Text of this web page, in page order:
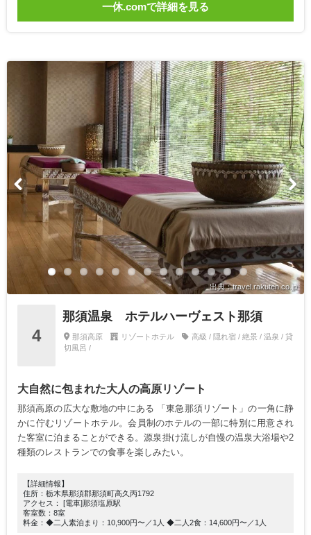
一休.comで詳細を見る
出典：travel.rakuten.co.jp
4
那須温泉 ホテルハーヴェスト那須
那須高原 リゾートホテル
高級 / 隠れ宿 / 絶景 / 温泉 / 貸
切風呂 /
大自然に包まれた大人の高原リゾート
那須高原の広大な敷地の中にある 「東急那須リゾート」の一角に静
かに佇むリゾートホテル。会員制のホテルの一部に特別に用意され
た客室に泊まることができる。源泉掛け流しが自慢の温泉大浴場や2
種類のレストランでの食事を楽しみたい。
【詳細情報】
住所：栃木県那須郡那須町高久丙1792
アクセス： [電車]那須塩原駅
客室数：8室
料金：◆二人素泊まり：10,900円〜／1人 ◆二人2食：14,600円〜／1人